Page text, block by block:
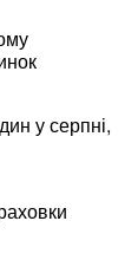
у серпні,